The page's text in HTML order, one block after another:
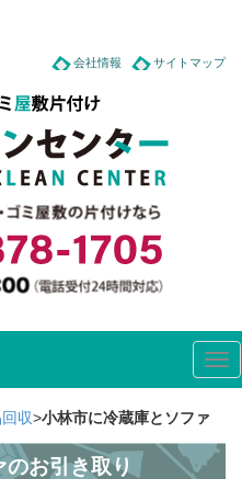
会社情報 サイトマップ
収>小林市に冷蔵庫とソファ
お引き取り